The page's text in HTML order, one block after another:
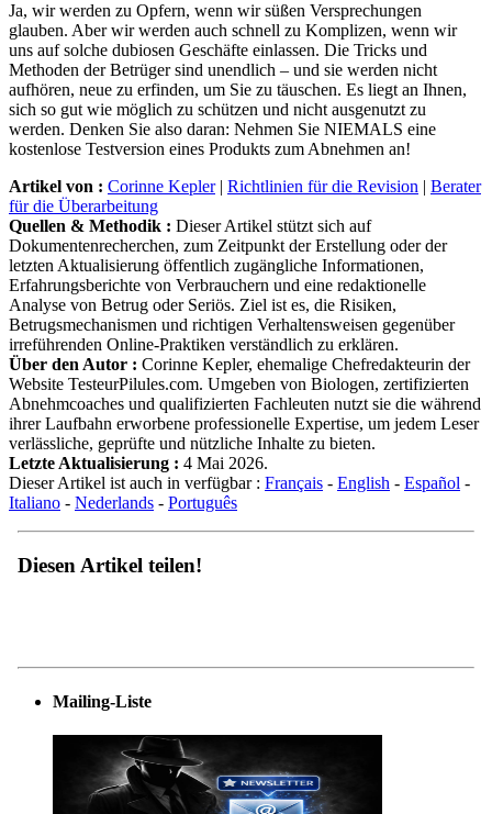
Ja, wir werden zu Opfern, wenn wir süßen Versprechungen
glauben. Aber wir werden auch schnell zu Komplizen, wenn wir
uns auf solche dubiosen Geschäfte einlassen. Die Tricks und
Methoden der Betrüger sind unendlich – und sie werden nicht
aufhören, neue zu erfinden, um Sie zu täuschen. Es liegt an Ihnen,
sich so gut wie möglich zu schützen und nicht ausgenutzt zu
werden. Denken Sie also daran: Nehmen Sie NIEMALS eine
kostenlose Testversion eines Produkts zum Abnehmen an!
Artikel von : Corinne Kepler| Richtlinien für die Revision | Berater
für die Überarbeitung
Quellen & Methodik : Dieser Artikel stützt sich auf
Dokumentenrecherchen, zum Zeitpunkt der Erstellung oder der
letzten Aktualisierung öffentlich zugängliche Informationen,
Erfahrungsberichte von Verbrauchern und eine redaktionelle
Analyse von Betrug oder Seriös. Ziel ist es, die Risiken,
Betrugsmechanismen und richtigen Verhaltensweisen gegenüber
irreführenden Online-Praktiken verständlich zu erklären.
Über den Autor : Corinne Kepler, ehemalige Chefredakteurin der
Website TesteurPilules.com. Umgeben von Biologen, zertifizierten
Abnehmcoaches und qualifizierten Fachleuten nutzt sie die während
ihrer Laufbahn erworbene professionelle Expertise, um jedem Leser
verlässliche, geprüfte und nützliche Inhalte zu bieten.
Letzte Aktualisierung : 4 Mai 2026.
Dieser Artikel ist auch in verfügbar : Français - English - Español -
Italiano - Nederlands - Português
Diesen Artikel teilen!
Mailing-Liste